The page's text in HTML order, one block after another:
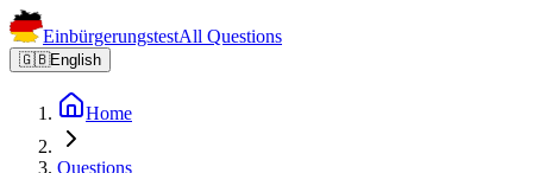
EinbürgerungstestAll Questions
🇬🇧English
Home
Questions